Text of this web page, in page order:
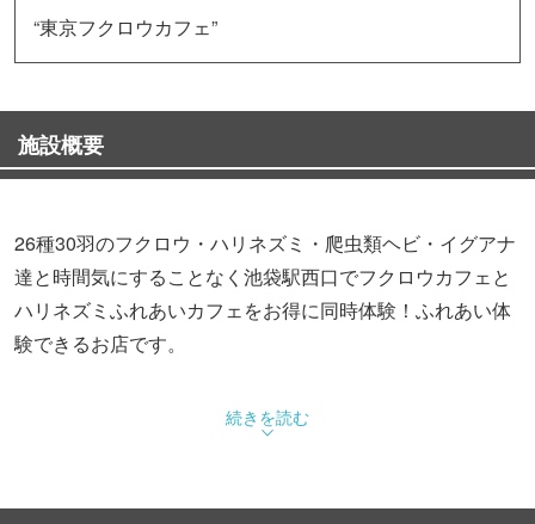
“東京フクロウカフェ”
施設概要
26種30羽のフクロウ・ハリネズミ・爬虫類ヘビ・イグアナ
達と時間気にすることなく池袋駅西口でフクロウカフェと
ハリネズミふれあいカフェをお得に同時体験！ふれあい体
験できるお店です。
続きを読む